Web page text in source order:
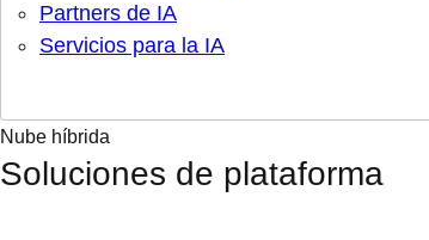
Partners de IA
Servicios para la IA
Nube híbrida
Soluciones de plataforma